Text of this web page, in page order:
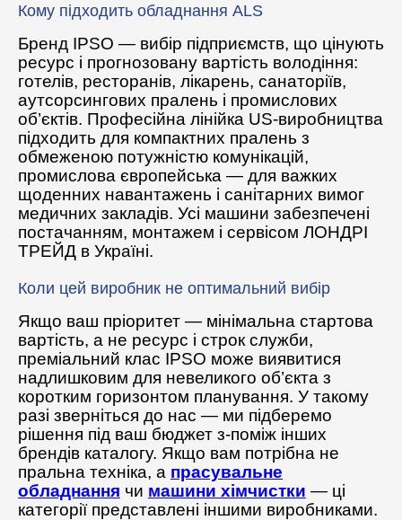
Кому підходить обладнання ALS
Бренд IPSO — вибір підприємств, що цінують
ресурс і прогнозовану вартість володіння:
готелів, ресторанів, лікарень, санаторіїв,
аутсорсингових пралень і промислових
об’єктів. Професійна лінійка US-виробництва
підходить для компактних пралень з
обмеженою потужністю комунікацій,
промислова європейська — для важких
щоденних навантажень і санітарних вимог
медичних закладів. Усі машини забезпечені
постачанням, монтажем і сервісом ЛОНДРІ
ТРЕЙД в Україні.
Коли цей виробник не оптимальний вибір
Якщо ваш пріоритет — мінімальна стартова
вартість, а не ресурс і строк служби,
преміальний клас IPSO може виявитися
надлишковим для невеликого об’єкта з
коротким горизонтом планування. У такому
разі зверніться до нас — ми підберемо
рішення під ваш бюджет з-поміж інших
брендів каталогу. Якщо вам потрібна не
пральна техніка, а прасувальне
обладнання чи машини хімчистки — ці
категорії представлені іншими виробниками.